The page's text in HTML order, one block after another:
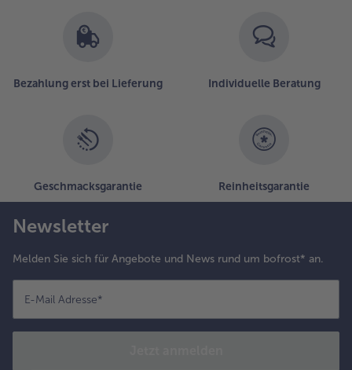
Bezahlung erst bei Lieferung Individuelle Beratung
Geschmacksgarantie Reinheitsgarantie
Newsletter
Melden Sie sich für Angebote und News rund um bofrost* an.
E-Mail Adresse*